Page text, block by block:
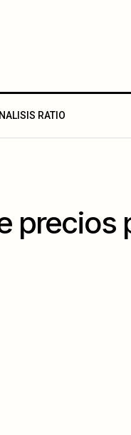
RATIO
precios